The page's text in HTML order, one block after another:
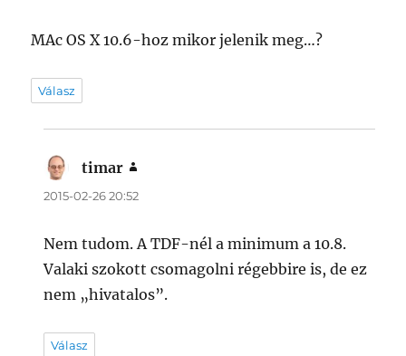
MAc OS X 10.6-hoz mikor jelenik meg…?
Válasz
timar
2015-02-26 20:52
Nem tudom. A TDF-nél a minimum a 10.8.
Valaki szokott csomagolni régebbire is, de ez
nem „hivatalos”.
Válasz